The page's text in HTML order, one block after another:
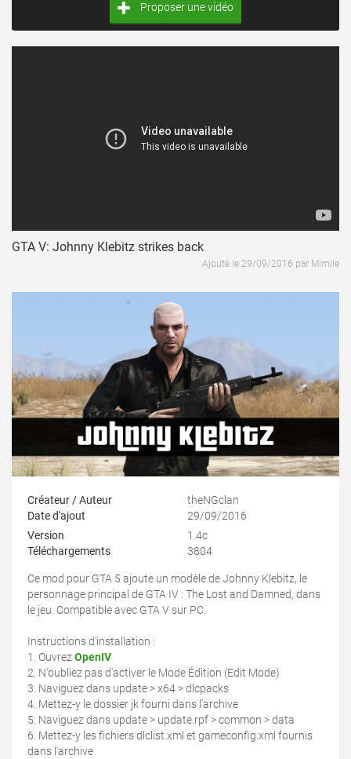
Proposer une vidéo
GTA V: Johnny Klebitz strikes back
Ajouté le 29/09/2016 par Mimile
Créateur / Auteur
theNGclan
Date d'ajout
29/09/2016
Version
1.4c
Téléchargements
3804
Ce mod pour GTA 5 ajoute un modèle de Johnny Klebitz, le
personnage principal de GTA IV : The Lost and Damned, dans
le jeu. Compatible avec GTA V sur PC.
Instructions d'installation :
1. OuvrezOpenIV
2. N'oubliez pas d'activer le Mode Édition (Edit Mode)
3. Naviguez dans update > x64 > dlcpacks
4. Mettez-y le dossier jk fourni dans l'archive
5. Naviguez dans update > update.rpf > common > data
6. Mettez-y les fichiers dlclist.xml et gameconfig.xml fournis
dans l'archive